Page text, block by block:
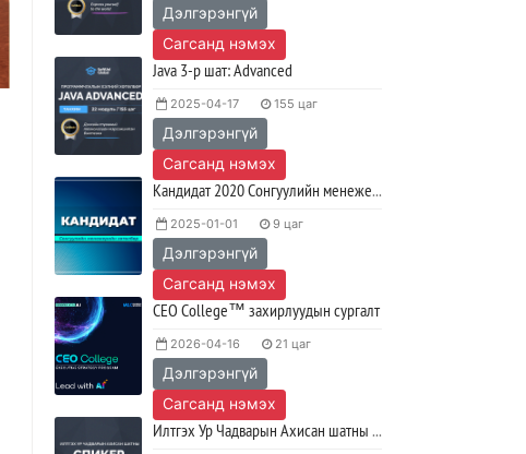
инновацийг дэмжих вэ?
2023/05/17 SHARE
олимпиад амжилттай зохион
байгуулагдлаа.
2023/05/15 SHARE
сурах вэ?
2023/04/27 SHARE
Ажил дээрээ сайн найзтай байх нь
ажлын бүтээмж нэмэгдүүлж,
тогтвортой ажиллах суурь болдог
2023/04/25 SHARE
Дэлгэрэнгүй
Сагсанд нэмэх
Java 3-р шат: Advanced
2025-04-17 155 цаг
Дэлгэрэнгүй
Сагсанд нэмэх
Кандидат 2020 Сонгуулийн менежерийн стратеги, тактикийн Дасгалд суурилсан хөтөлбөр
2025-01-01 9 цаг
Дэлгэрэнгүй
Сагсанд нэмэх
CEO College™ захирлуудын сургалт
2026-04-16 21 цаг
Дэлгэрэнгүй
Сагсанд нэмэх
Илтгэх Ур Чадварын Ахисан шатны СПИКЕР сургалт